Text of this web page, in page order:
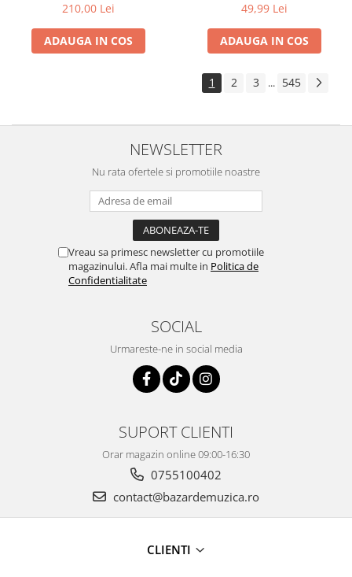
210,00 Lei
ADAUGA IN COS
49,99 Lei
ADAUGA IN COS
1 2 3 ... 545
NEWSLETTER
Nu rata ofertele si promotiile noastre
Vreau sa primesc newsletter cu promotiile
magazinului. Afla mai multe in Politica de
Confidentialitate
SOCIAL
Urmareste-ne in social media
SUPORT CLIENTI
Orar magazin online 09:00-16:30
0755100402
contact@bazardemuzica.ro
CLIENTI